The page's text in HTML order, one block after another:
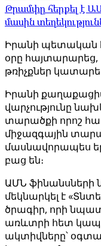
Թրամփը հերքել է
մասին
Իրանի պետական
օրը հայտարարեց,
թռիչքներ
Իրանի
վարչությունը
տարածքի որոշ
միջազգային
մասնավորապես
բաց են։
ԱՄՆ ֆինանսների
մեկնարկել է
ծրագիր, որի
առևտրի հետ
ակտիվները՝